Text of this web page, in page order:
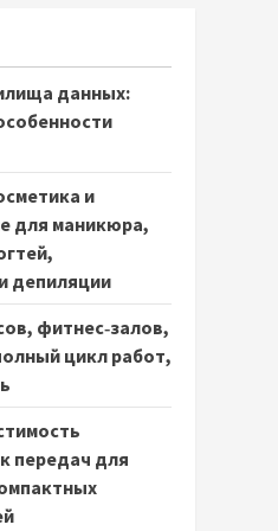
данных:
и
для маникюра,
депиляции
фитнес‑залов,
цикл работ,
передач для